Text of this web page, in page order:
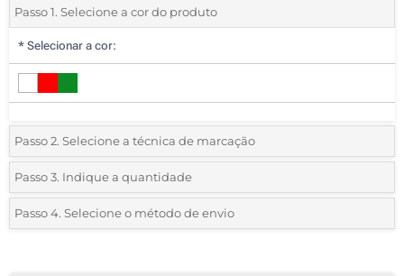
Passo 1. Selecione a cor do produto
* Selecionar a cor:
Passo 2. Selecione a técnica de marcação
*Selecione o tipo de marcação e as cores do logotipo:
1 Cor (Num lado)
Passo 3. Indique a quantidade
*Quantidade mínima:185
Passo 4. Selecione o método de envio